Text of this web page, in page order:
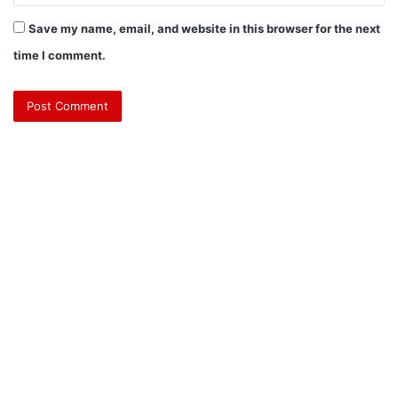
Save my name, email, and website in this browser for the next
time I comment.